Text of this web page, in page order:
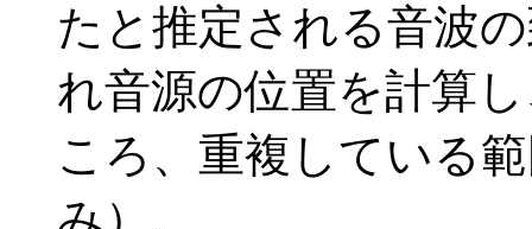
たと推定される音波
れ音源の位置を計算
ころ、重複している